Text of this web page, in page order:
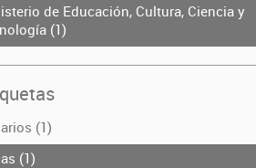
de Educación, Cultura, Ciencia y
(1)
(1)
(1)